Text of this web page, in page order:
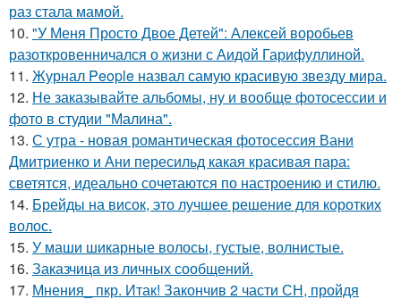
раз стала мамой.
10. "У Меня Просто Двое Детей": Алексей воробьев
разоткровенничался о жизни с Аидой Гарифуллиной.
11. Журнал People назвал самую красивую звезду мира.
12. Не заказывайте альбомы, ну и вообще фотосессии и
фото в студии "Малина".
13. С утра - новая романтическая фотосессия Вани
Дмитриенко и Ани пересильд какая красивая пара:
светятся, идеально сочетаются по настроению и стилю.
14. Брейды на висок, это лучшее решение для коротких
волос.
15. У маши шикарные волосы, густые, волнистые.
16. Заказчица из личных сообщений.
17. Мнения_ пкр. Итак! Закончив 2 части СН, пройдя